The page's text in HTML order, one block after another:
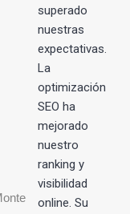
superado
nuestras
expectativas.
La
optimización
SEO ha
mejorado
nuestro
ranking y
visibilidad
online. Su